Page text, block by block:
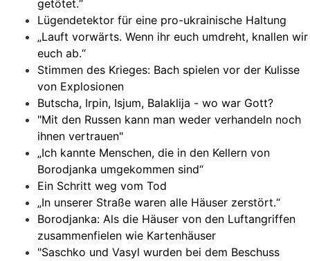
getötet.“
Lügendetektor für eine pro-ukrainische Haltung
„Lauft vorwärts. Wenn ihr euch umdreht, knallen wir
euch ab.“
Stimmen des Krieges: Bach spielen vor der Kulisse
von Explosionen
Butscha, Irpin, Isjum, Balaklija - wo war Gott?
"Mit den Russen kann man weder verhandeln noch
ihnen vertrauen"
„Ich kannte Menschen, die in den Kellern von
Borodjanka umgekommen sind“
Ein Schritt weg vom Tod
„In unserer Straße waren alle Häuser zerstört.“
Borodjanka: Als die Häuser von den Luftangriffen
zusammenfielen wie Kartenhäuser
"Saschko und Vasyl wurden bei dem Beschuss